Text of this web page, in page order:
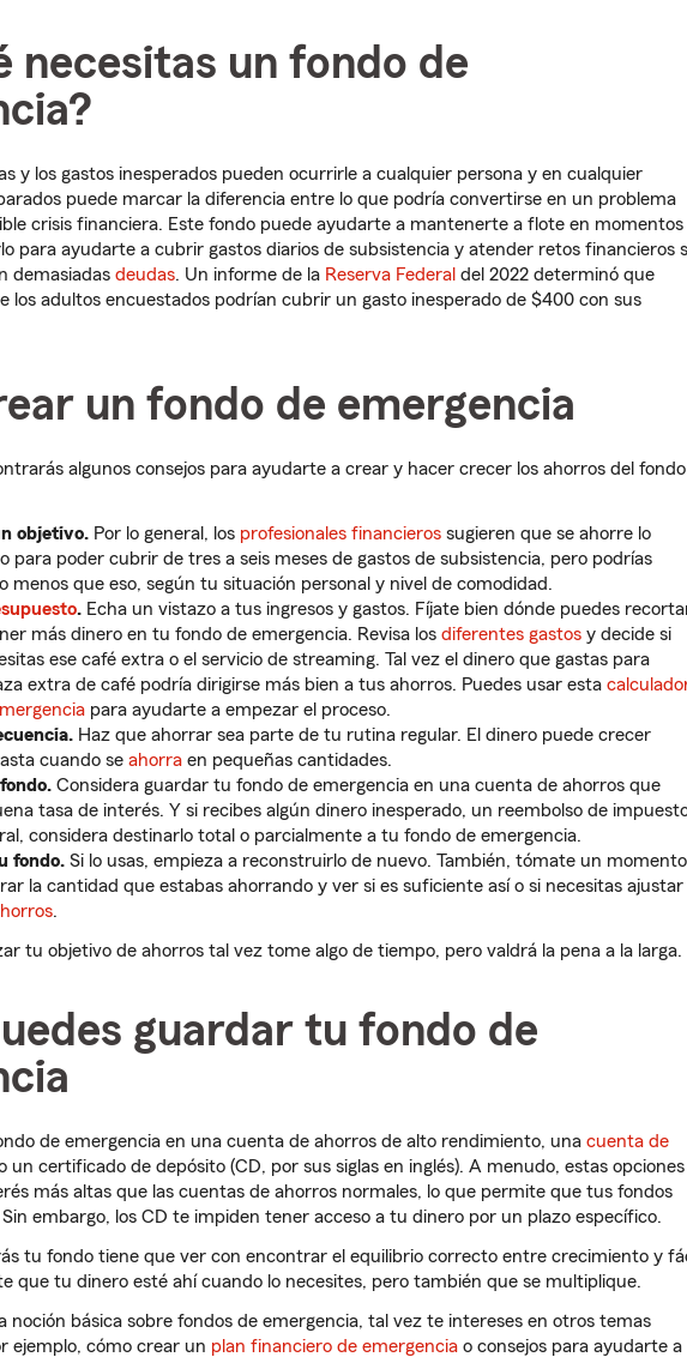
necesitas un fondo de
y los gastos inesperados pueden ocurrirle a cualquier persona y en cualquier
puede marcar la diferencia entre lo que podría convertirse en un problema
crisis financiera. Este fondo puede ayudarte a mantenerte a flote en momentos
para ayudarte a cubrir gastos diarios de subsistencia y atender retos financieros
demasiadas deudas. Un informe de la Reserva Federal del 2022 determinó que
los adultos encuestados podrían cubrir un gasto inesperado de $400 con sus
un fondo de emergencia
algunos consejos para ayudarte a crear y hacer crecer los ahorros del fondo
objetivo. Por lo general, los profesionales financieros sugieren que se ahorre lo
para poder cubrir de tres a seis meses de gastos de subsistencia, pero podrías
menos que eso, según tu situación personal y nivel de comodidad.
. Echa un vistazo a tus ingresos y gastos. Fíjate bien dónde puedes
más dinero en tu fondo de emergencia. Revisa los diferentes gastos y decide si
ese café extra o el servicio de streaming. Tal vez el dinero que gastas para
extra de café podría dirigirse más bien a tus ahorros. Puedes usar esta
para ayudarte a empezar el proceso.
Haz que ahorrar sea parte de tu rutina regular. El dinero puede crecer
cuando se ahorra en pequeñas cantidades.
Considera guardar tu fondo de emergencia en una cuenta de ahorros que
tasa de interés. Y si recibes algún dinero inesperado, un reembolso de
considera destinarlo total o parcialmente a tu fondo de emergencia.
fondo. Si lo usas, empieza a reconstruirlo de nuevo. También, tómate un momento
la cantidad que estabas ahorrando y ver si es suficiente así o si necesitas
.
tu objetivo de ahorros tal vez tome algo de tiempo, pero valdrá la pena a la larga.
guardar tu fondo de
de emergencia en una cuenta de ahorros de alto rendimiento, una cuenta de
un certificado de depósito (CD, por sus siglas en inglés). A menudo, estas opciones
más altas que las cuentas de ahorros normales, lo que permite que tus fondos
embargo, los CD te impiden tener acceso a tu dinero por un plazo específico.
tu fondo tiene que ver con encontrar el equilibrio correcto entre crecimiento y
que tu dinero esté ahí cuando lo necesites, pero también que se multiplique.
noción básica sobre fondos de emergencia, tal vez te intereses en otros temas
ejemplo, cómo crear un plan financiero de emergencia o consejos para ayudarte a